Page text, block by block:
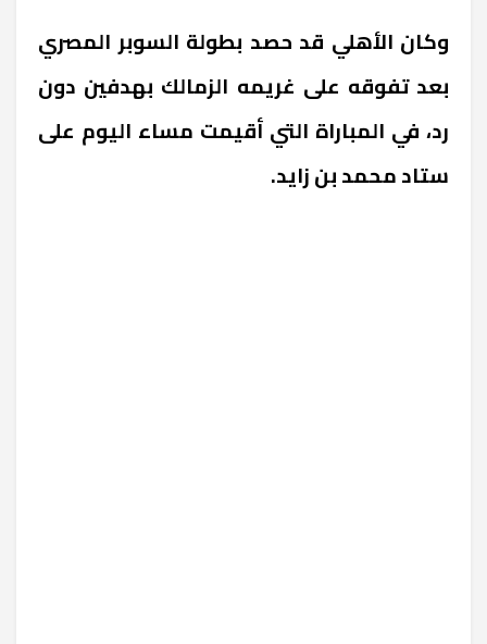
وكان الأهلي قد حصد بطولة السوبر المصري
بعد تفوقه على غريمه الزمالك بهدفين دون
رد، في المباراة التي أقيمت مساء اليوم على
ستاد محمد بن زايد.